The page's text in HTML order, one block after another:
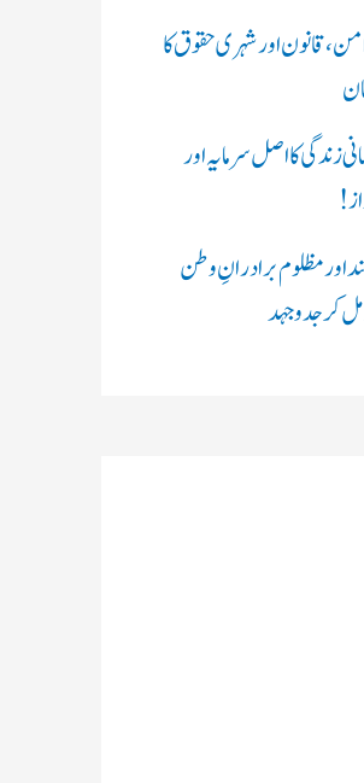
امن،قانون اور شہری حقوق کا
زندگی کا اصل سرمایہ اور
!
اور مظلوم برادرانِ وطن
کر جدوجہد